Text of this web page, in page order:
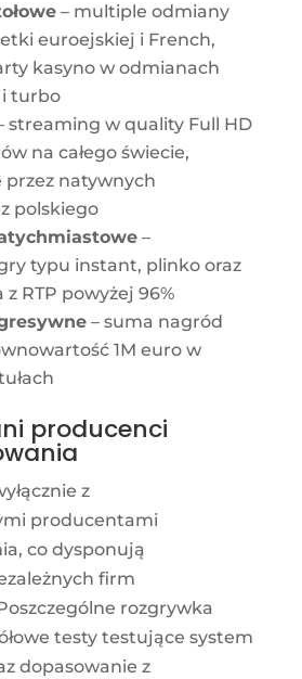
– multiple odmiany
euroejskiej i French,
kasyno w odmianach
turbo
streaming w quality Full HD
na całego świecie,
natywnych
polskiego
–
typu instant, plinko oraz
z RTP powyżej 96%
– suma nagród
1M euro w
producenci
z
producentami
co dysponują
firm
rozgrywka
testy testujące system
dopasowanie z